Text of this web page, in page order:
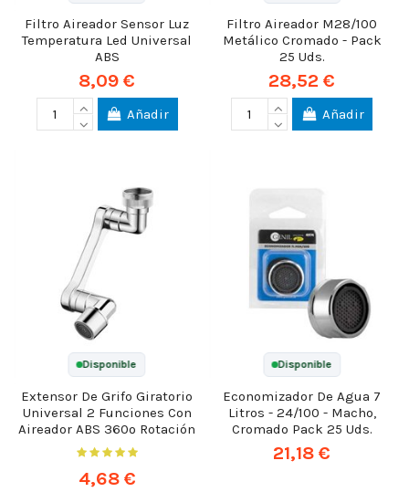
Filtro Aireador Sensor Luz
Temperatura Led Universal
ABS
8,09 €
Añadir
Filtro Aireador M28/100
Metálico Cromado - Pack
25 Uds.
28,52 €
Añadir
Disponible
Extensor De Grifo Giratorio
Universal 2 Funciones Con
Aireador ABS 360º Rotación
4,68 €
Disponible
Economizador De Agua 7
Litros - 24/100 - Macho,
Cromado Pack 25 Uds.
21,18 €